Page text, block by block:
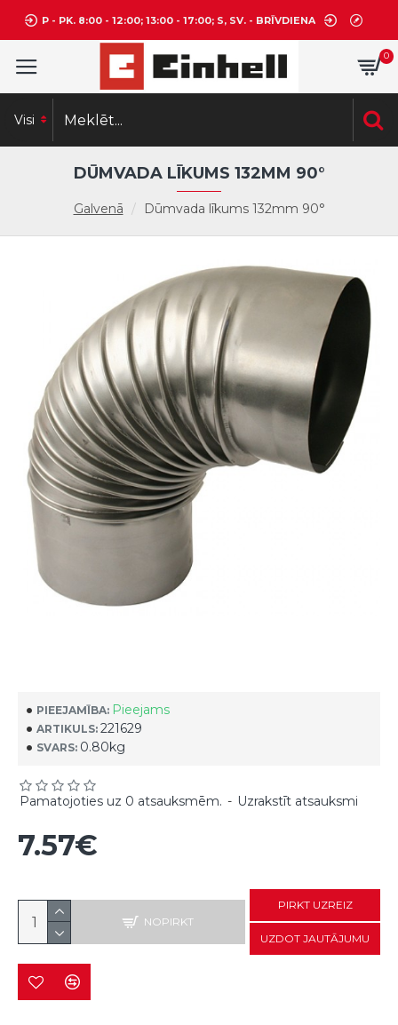
P - PK. 8:00 - 12:00; 13:00 - 17:00; S, SV. - BRĪVDIENA
0
Visi
Galvenā Dūmvada līkums 132mm 90°
DŪMVADA LĪKUMS 132MM 90°
PIEEJAMĪBA: Pieejams
ARTIKULS: 221629
SVARS: 0.80kg
Pamatojoties uz 0 atsauksmēm. - Uzrakstīt atsauksmi
7.57€
NOPIRKT
PIRKT UZREIZ
UZDOT JAUTĀJUMU